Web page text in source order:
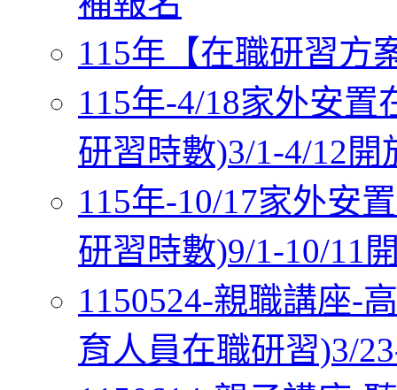
115年【在職研習方
115年-4/18家外安
研習時數)3/1-4/12開
115年-10/17家外安
研習時數)9/1-10/11
1150524-親職講座-
育人員在職研習)3/